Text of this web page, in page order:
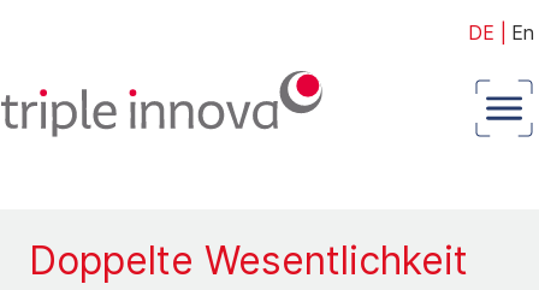
DE En
Doppelte Wesentlichkeit